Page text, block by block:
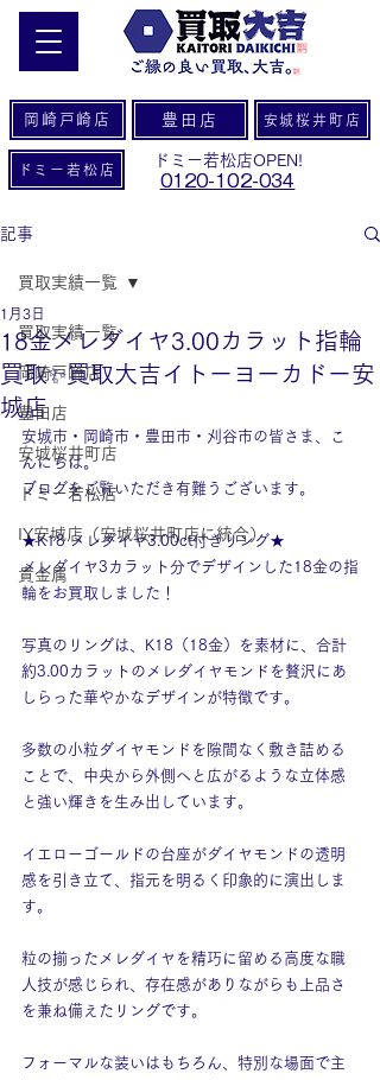
岡崎戸崎店 豊田店 安城桜井町店
ドミー若松店
ドミー若松店OPEN!
0120-102-034
記事
買取実績一覧
岡崎戸崎店
豊田店
安城桜井町店
ドミー若松店
IY安城店（安城桜井町店に統合）
貴金属
買取実績一覧
18金メレダイヤ3.00カラット指輪
買取✨買取大吉イトーヨーカドー安
城店
1月3日
安城市・岡崎市・豊田市・刈谷市の皆さま、こ
んにちは。
ブログをご覧いただき有難うございます。
★K18 メレダイヤ3.00ct付きリング★
メレダイヤ3カラット分でデザインした18金の指
輪をお買取しました！
写真のリングは、K18（18金）を素材に、合計
約3.00カラットのメレダイヤモンドを贅沢にあ
しらった華やかなデザインが特徴です。
多数の小粒ダイヤモンドを隙間なく敷き詰める
ことで、中央から外側へと広がるような立体感
と強い輝きを生み出しています。
イエローゴールドの台座がダイヤモンドの透明
感を引き立て、指元を明るく印象的に演出しま
す。
粒の揃ったメレダイヤを精巧に留める高度な職
人技が感じられ、存在感がありながらも上品さ
を兼ね備えたリングです。
フォーマルな装いはもちろん、特別な場面で主